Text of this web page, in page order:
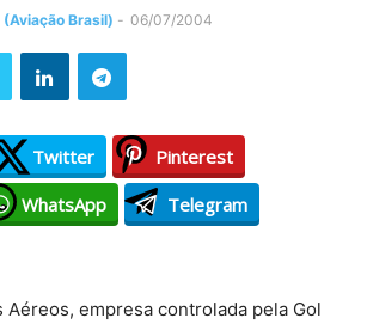
Brasil) - 06/07/2004
Twitter
Pinterest
WhatsApp
Telegram
Aéreos, empresa controlada pela Gol